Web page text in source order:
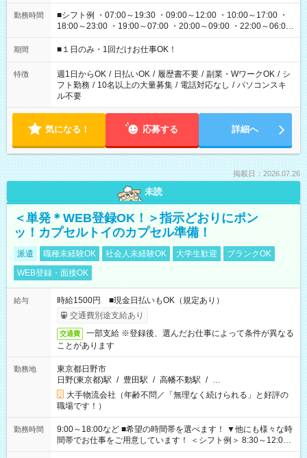
勤務時間
■シフト例 ・07:00～19:30 ・09:00～12:00 ・10:00～17:00 ・
18:00～23:00 ・19:00～07:00 ・20:00～09:00 ・22:00～06:00
etc ★最短で3時間で5,120円のお仕事から 15時間で2万円近く稼
げるお仕事も！ ご希望のお時間に合わせてご紹介！ ※シフトは
ください！
期間 ■１日のみ・1回だけお仕事OK！
特徴 週1日からOK / 日払いOK / 履歴書不要 / 副業・WワークOK / シ
フト勤務 / 10名以上の大量募集 / 電話対応なし / パソコンスキ
ル不要
気になる！ 応募する 詳細へ
掲載日：2026.07.26
未読
＜単発＊WEB登録OK！＞指示どおりにポン
ッ！カプセルトイのカプセル準備！
派遣 職種未経験OK 社会人未経験OK 大学生歓迎
ブランクOK
WEB登録・面接OK
給与
時給1500円 ■現金日払いもOK（規定あり）
交通費別途支給あり
交通費
一部支給 ※登録後、選んだお仕事によって条件が異なる
ことがあります
勤務地
東京都日野市
日野(東京都)駅 / 豊田駅 / 高幡不動駅 / …
大手物流会社（年齢不問／「無理なく続けられる」と好評の
職場です！）
勤務時間
9:00～18:00など ■希望の時間帯を選べます！ ▼他にも様々な時
間帯でお仕事をご用意しています！ ＜シフト例＞ 8:30～12:00
17:00～22:00 13:00～22:00 22:00～翌6:00 など